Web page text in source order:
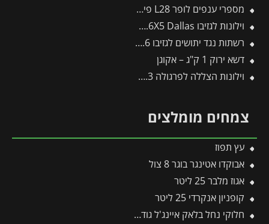
מספרי ענפים לופר L28 פיסקארס
וילונות לגזיבו 3.6X5 Dallas מבית פלרם – Canopia
רשתות נגד יתושים לגזיבו 3X3 / 3X3.6 מבית פלרם – Canopia
דשא ירוק 1 ק"ג – אקוגן
וילונות הצללה לפרגולה 3X7.3 מבית פלרם – Canopia
צמחים מומלצים
עץ תפוז
אבוקדו אטינגר בוגר 8 צול
אגוז מלבר 25 ליטר
קופניון אנקרדי 25 ליטר
חלוקי נחל בלאק איינג'ל גודל 2 – שק 20 ק״ג